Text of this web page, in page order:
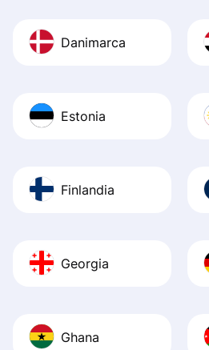
Danimarca
Estonia
Finlandia
Georgia
Ghana